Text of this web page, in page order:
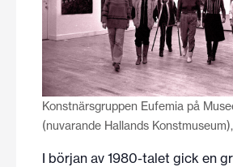
Konstnärsgruppen Eufemia på
(nuvarande Hallands
I början av 1980-talet gick en